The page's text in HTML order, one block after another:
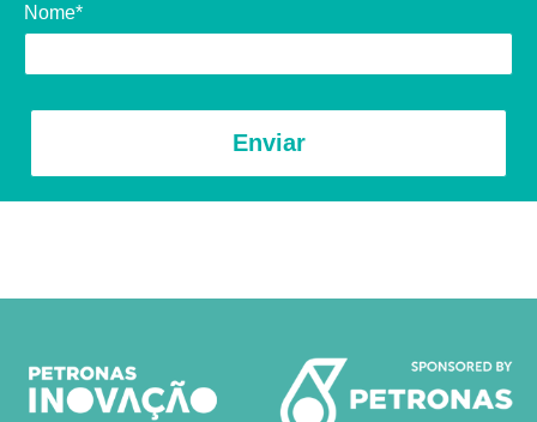
Nome*
Enviar